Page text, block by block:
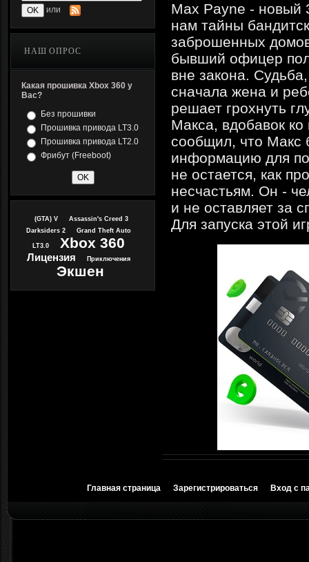
или
НАШ ОПРОС
Какая прошивка Xbox 360 у
Вас?
Без прошивки
Прошивка привода LT3.0
Прошивка привода LT2.0
Фрибут (Freeboot)
(GTA) V
Assassin's Creed 3
Darksiders 2
Grand Theft Auto
LT3.0 Xbox 360
Лицензия Приключения
Экшен
Max Payne - новый
нам тайны
заброшенных
бывший офицер
вне закона.
сначала жена и
решает грохнуть
Макса, вдобавок
сообщил, что Макс
информацию для
не остается, как
несчастьям. Он -
и не оставляет за
Для запуска этой
Главная страница Зарегистрироваться Вход с